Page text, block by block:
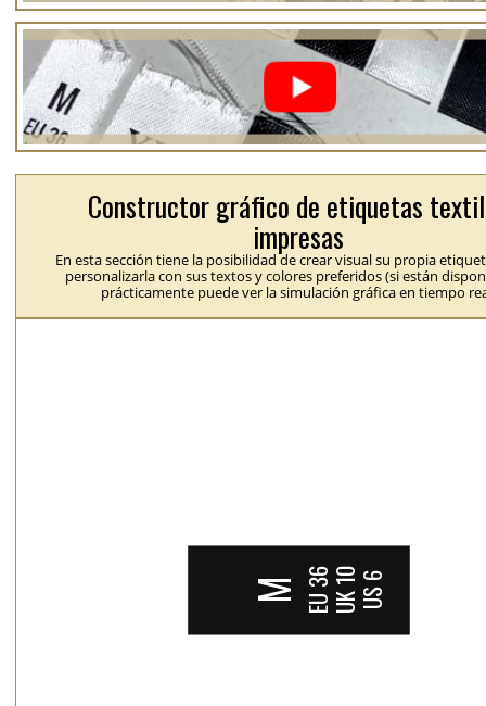
Constructor gráfico de etiquetas
impresas
En esta sección tiene la posibilidad de crear visual su propia
personalizarla con sus textos y colores preferidos (si están
prácticamente puede ver la simulación gráfica en tiempo